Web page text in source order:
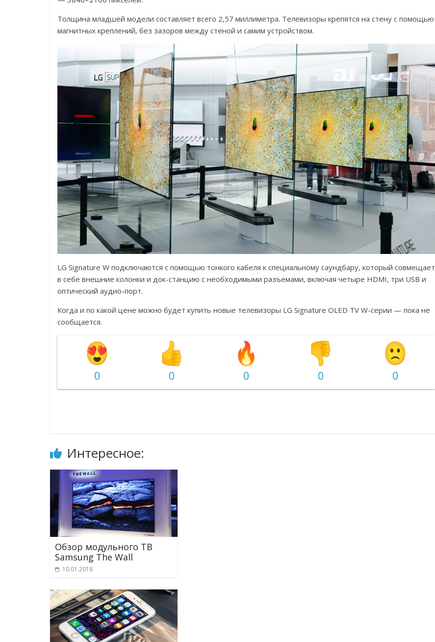
Толщина младшей модели составляет всего 2,57 миллиметра. Телевизоры крепятся на стену с помощью
магнитных креплений, без зазоров между стеной и самим устройством.
LG Signature W подключаются с помощью тонкого кабеля к специальному саундбару, который совмещает
в себе внешние колонки и док-станцию с необходимыми разъемами, включая четыре HDMI, три USB и
оптический аудио-порт.
Когда и по какой цене можно будет купить новые телевизоры LG Signature OLED TV W-серии — пока не
сообщается.
0 0 0 0 0
Интересное:
Обзор модульного ТВ
Samsung The Wall
10.01.2018